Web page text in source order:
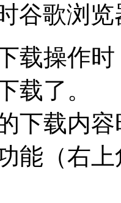
谷歌浏
载操作
载了。
下载内
能（右